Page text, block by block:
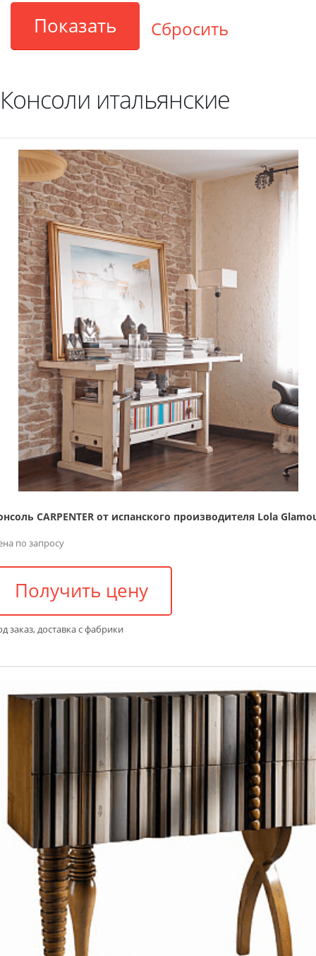
Консоли итальянские
CARPENTER от испанского производителя Lola
по запросу
Получить цену
заказ, доставка с фабрики